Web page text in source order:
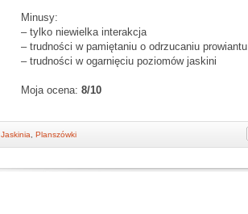
Minusy:
– tylko niewielka interakcja
– trudności w pamiętaniu o odrzucaniu prowiantu
– trudności w ogarnięciu poziomów jaskini
Moja ocena: 8/10
Jaskinia Planszówki